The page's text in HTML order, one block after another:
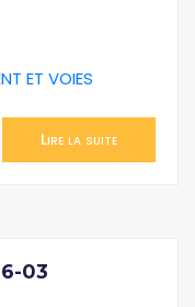
ET VOIES
Lire la suite
03